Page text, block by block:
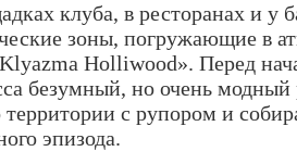
клуба, в ресторанах и у
зоны, погружающие в
Holliwood». Перед
безумный, но очень
с рупором и
эпизода.